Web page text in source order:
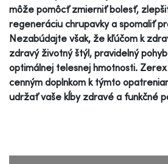
môže pomôcť zmierniť bolesť,
regeneráciu chrupavky a spomaliť
Nezabúdajte však, že kľúčom k
zdravý životný štýl, pravidelný
optimálnej telesnej hmotnosti.
cenným doplnkom k týmto
udržať vaše kĺby zdravé a funkčné